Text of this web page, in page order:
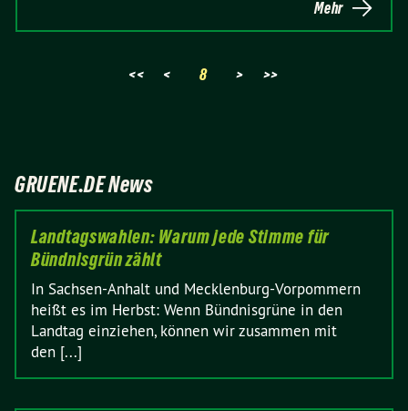
Mehr
<< < 8 > >>
GRUENE.DE News
Landtagswahlen: Warum jede Stimme für
Bündnisgrün zählt
In Sachsen-Anhalt und Mecklenburg-Vorpommern
heißt es im Herbst: Wenn Bündnisgrüne in den
Landtag einziehen, können wir zusammen mit
den [...]